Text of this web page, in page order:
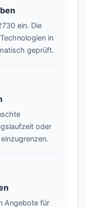
ein. Die
in
geprüft.
oder
Angebote für